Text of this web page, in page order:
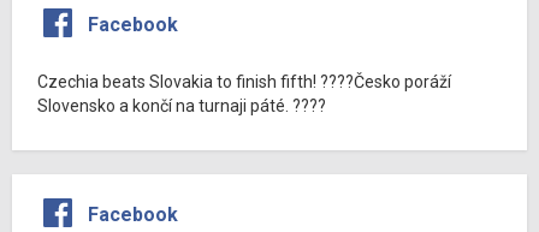
Facebook
Czechia beats Slovakia to finish fifth! ????Česko poráží
Slovensko a končí na turnaji páté. ????
Facebook